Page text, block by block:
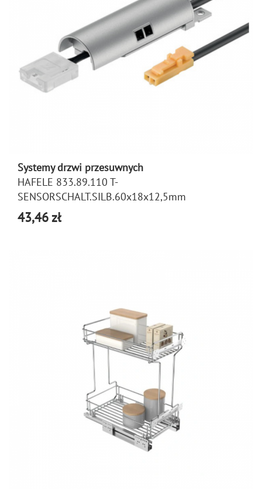
Systemy drzwi przesuwnych
HAFELE 833.89.110 T-
SENSORSCHALT.SILB.60x18x12,5mm
43,46 zł